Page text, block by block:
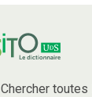
Chercher